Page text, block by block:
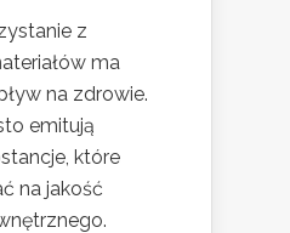
z
ma
na zdrowie.
emitują
które
na jakość